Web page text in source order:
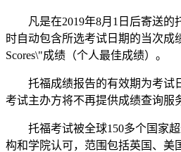
凡是在2019年8月1日后寄送的
时自动包含所选考试日期的当次成
Scores\"成绩（个人最佳成绩）。
托福成绩报告的有效期为考试日
考试主办方将不再提供成绩查询服
托福考试被全球150多个国家超
构和学院认可，范围包括英国、美